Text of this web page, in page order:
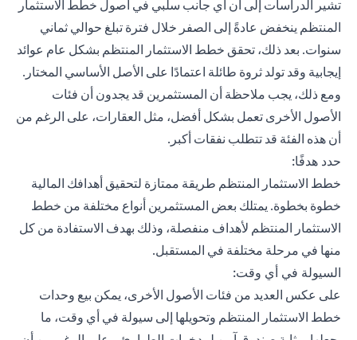
تشير الدراسات إلى أن أي جانب سلبي في أصول خطط الاستثمار
المنتظم ينخفض ​​عادةً إلى الصفر خلال فترة تبلغ حوالي ثماني
سنوات. بعد ذلك، تحقق خطط الاستثمار المنتظم بشكل عام عوائد
إيجابية وقد تولد ثروة طائلة اعتمادًا على الأصل الأساسي المختار.
ومع ذلك، يجب ملاحظة أن المستثمرين قد يجدون أن فئات
الأصول الأخرى تعمل بشكل أفضل، مثل العقارات، على الرغم من
أن هذه الفئة قد تتطلب نفقات أكبر.
حدد هدفًا:
خطط الاستثمار المنتظم طريقة ممتازة لتحقيق أهدافك المالية
خطوة بخطوة. يمتلك بعض المستثمرين أنواع مختلفة من خطط
الاستثمار المنتظم لأهداف منفصلة، وذلك بهدف الاستفادة من كل
منها في مرحلة مختلفة في المستقبل.
السيولة في أي وقت:
على عكس العديد من فئات الأصول الأخرى، يمكن بيع وحدات
خطط الاستثمار المنتظم وتحويلها إلى سيولة في أي وقت، ما